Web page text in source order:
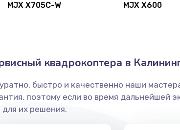
MJX X705C-W MJX X600
квадрокоптера в
быстро и качественно наши
поэтому если во время дальнейшей
для их решения.